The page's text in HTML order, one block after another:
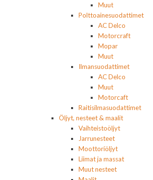
Muut
Polttoainesuodattimet
AC Delco
Motorcraft
Mopar
Muut
Ilmansuodattimet
AC Delco
Muut
Motorcaft
Raitisilmasuodattimet
Öljyt, nesteet & maalit
Vaihteistoöljyt
Jarrunesteet
Moottoriöljyt
Liimat ja massat
Muut nesteet